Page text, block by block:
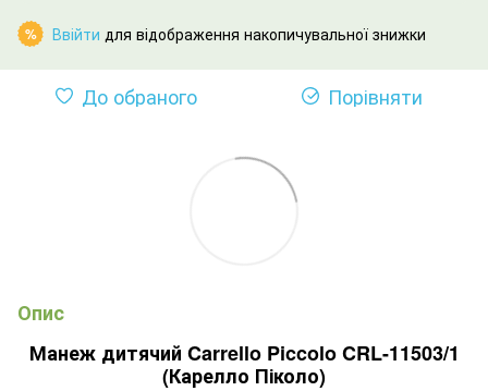
% Ввійти для відображення накопичувальної знижки
До обраного Порівняти
Опис
Манеж дитячий Carrello Piccolo CRL-11503/1
(Карелло Піколо)